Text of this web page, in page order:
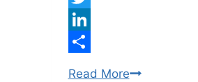
Twitter
LinkedIn
Read MoreBelieve